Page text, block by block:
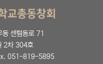
동 센텀동로 71
2차 304호
051-819-5895